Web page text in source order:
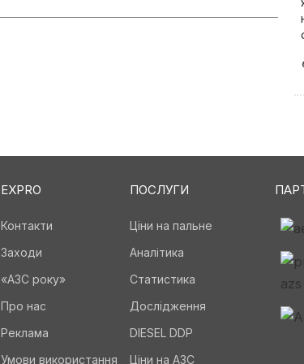
EXPRO
Контакти
Заходи
«АЗС року»
Про нас
Реклама
Умови використання
ПОСЛУГИ
Ціни на пальне
Аналітика
Статистика
Дослідження
DIESEL DDP
Ціни на АЗС